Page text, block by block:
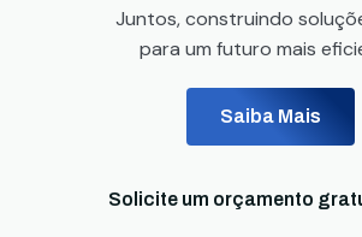
Juntos, construindo
para um futuro mais
Saiba Mais
Solicite um orçamento